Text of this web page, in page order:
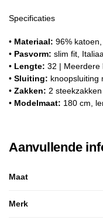
Specificaties
• Materiaal: 96%
• Pasvorm: slim fit,
• Lengte: 32 | Meerdere
• Sluiting: knoopsluiting
• Zakken: 2
• Modelmaat: 180 cm,
Aanvullende
Maat
Merk